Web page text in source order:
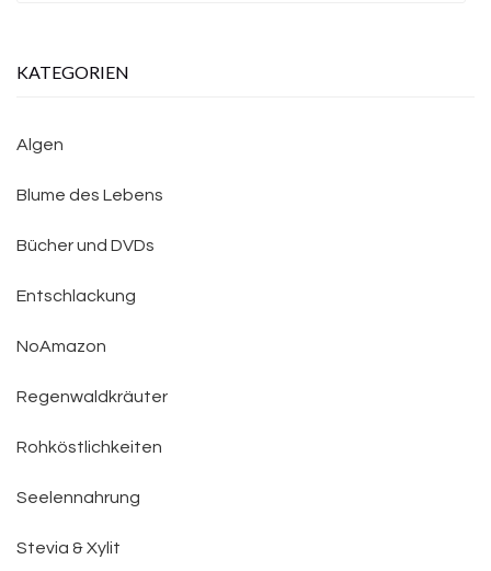
KATEGORIEN
Algen
Blume des Lebens
Bücher und DVDs
Entschlackung
NoAmazon
Regenwaldkräuter
Rohköstlichkeiten
Seelennahrung
Stevia & Xylit